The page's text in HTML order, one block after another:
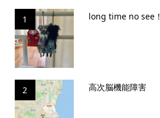
1 long time no see！
2 高次脳機能障害